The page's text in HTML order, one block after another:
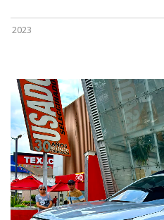
2023